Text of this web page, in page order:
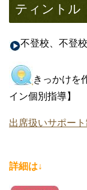
ティント
不登校、不登
きっかけを
イン個別指導】
出席扱いサポー
詳細は↓